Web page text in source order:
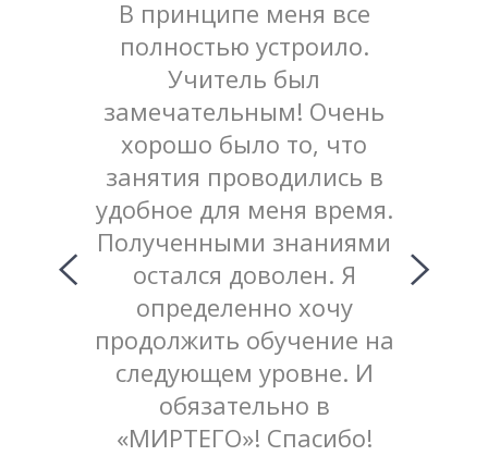
В принципе меня все
полностью устроило.
Учитель был
замечательным! Очень
хорошо было то, что
занятия проводились в
удобное для меня время.
Полученными знаниями
остался доволен. Я
определенно хочу
продолжить обучение на
следующем уровне. И
обязательно в
«МИРТЕГО»! Спасибо!